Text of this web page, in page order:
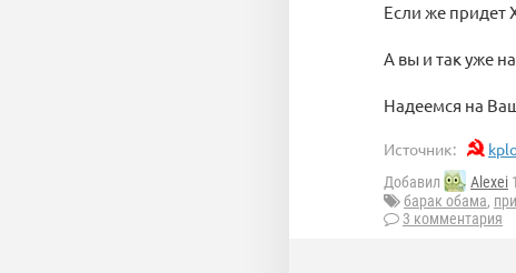
Если же придет
А вы и так уже
Надеемся на
Источник:
Добавил Alexei
барак обама,
3 комментария